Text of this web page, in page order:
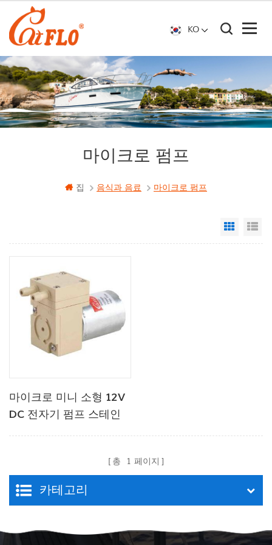
KO
마이크로 펌프
집 음식과 음료 마이크로 펌프
Grid
마이크로 미니 소형 12V
DC 전자기 펌프 스테인
총 1 페이지
카테고리